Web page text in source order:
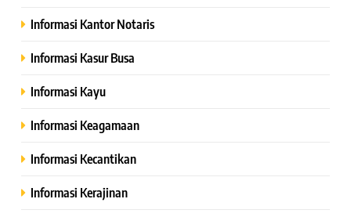
Informasi Kantor Notaris
Informasi Kasur Busa
Informasi Kayu
Informasi Keagamaan
Informasi Kecantikan
Informasi Kerajinan